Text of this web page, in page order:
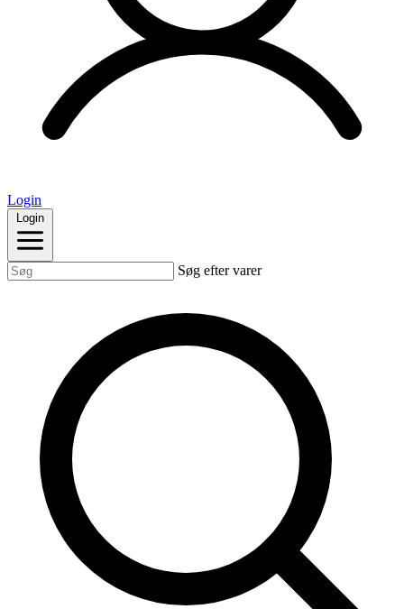
Login
Login
Søg efter varer